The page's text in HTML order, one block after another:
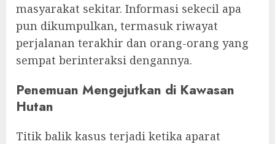
masyarakat sekitar. Informasi sekecil apa
pun dikumpulkan, termasuk riwayat
perjalanan terakhir dan orang-orang yang
sempat berinteraksi dengannya.
Penemuan Mengejutkan di Kawasan
Hutan
Titik balik kasus terjadi ketika aparat